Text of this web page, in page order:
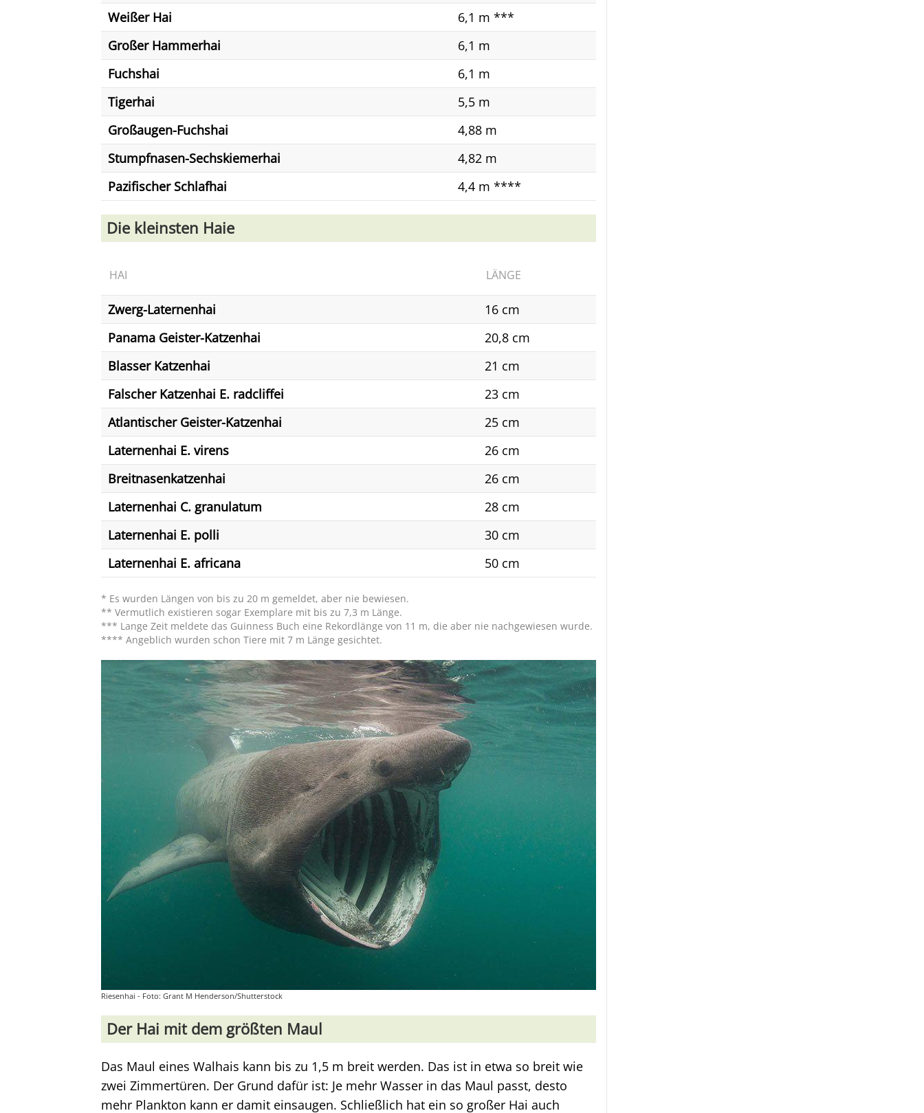
Weißer Hai
6,1 m ***
Großer Hammerhai
6,1 m
Fuchshai
6,1 m
Tigerhai
5,5 m
Großaugen-Fuchshai
4,88 m
Stumpfnasen-Sechskiemerhai
4,82 m
Pazifischer Schlafhai
4,4 m ****
Die kleinsten Haie
HAI LÄNGE
Zwerg-Laternenhai
16 cm
Panama Geister-Katzenhai
20,8 cm
Blasser Katzenhai
21 cm
Falscher Katzenhai E. radcliffei
23 cm
Atlantischer Geister-Katzenhai
25 cm
Laternenhai E. virens
26 cm
Breitnasenkatzenhai
26 cm
Laternenhai C. granulatum
28 cm
Laternenhai E. polli
30 cm
Laternenhai E. africana
50 cm
* Es wurden Längen von bis zu 20 m gemeldet, aber nie bewiesen.
** Vermutlich existieren sogar Exemplare mit bis zu 7,3 m Länge.
*** Lange Zeit meldete das Guinness Buch eine Rekordlänge von 11 m, die aber nie nachgewiesen wurde.
**** Angeblich wurden schon Tiere mit 7 m Länge gesichtet.
Riesenhai - Foto: Grant M Henderson/Shutterstock
Der Hai mit dem größten Maul
Das Maul eines Walhais kann bis zu 1,5 m breit werden. Das ist in etwa so breit wie
zwei Zimmertüren. Der Grund dafür ist: Je mehr Wasser in das Maul passt, desto
mehr Plankton kann er damit einsaugen. Schließlich hat ein so großer Hai auch